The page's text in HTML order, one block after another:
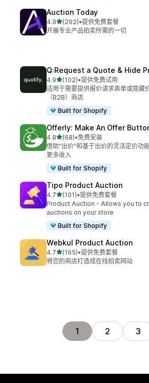
Auction Today
4.9星（满分 5 星）
(292)
总共 292 条评论
•提供免费套餐
开展专业产品拍卖所需的一切
Q:Request a Quote & Hide
4.9星（满分 5 星）
(102)
总共 102 条评论
•提供免费试用
适用于需要提供报价请求表单或隐藏
（B2B）商店
Built for Shopify
Offerly: Make An Offer
4.8星（满分 5 星）
(68)
总共 68 条评论
•免费安装
借助“出价”和基于出价的灵活定价功
更多收入
Built for Shopify
Tipo Product Auction
4.7星（满分 5 星）
(101)
总共 101 条评论
•提供免费套餐
Product Auction - Allows you to
auctions on your store
Built for Shopify
Webkul Product Auction
4.7星（满分 5 星）
(165)
总共 165 条评论
•提供免费套餐
将您的商店打造成在线拍卖网站
1 2 3